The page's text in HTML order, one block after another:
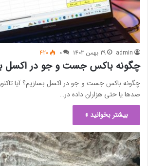
admin 29 بهمن 1403 0
420
چگونه باکس جست و جو در اکسل
چگونه باکس جست و جو در اکسل بسازیم؟ آیا تاکنون
صدها یا حتی هزاران داده در…
بیشتر بخوانید »